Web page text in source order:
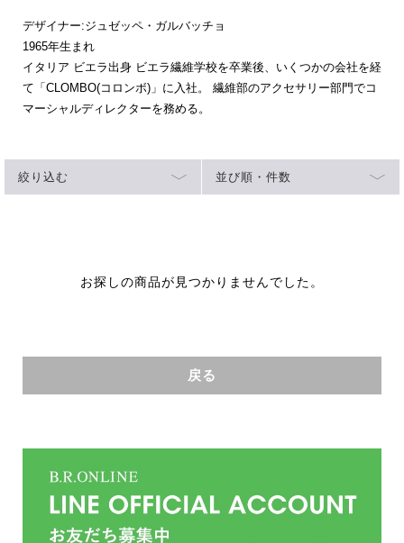
デザイナー:ジュゼッペ・ガルバッチョ
1965年生まれ
イタリア ビエラ出身 ビエラ繊維学校を卒業後、いくつかの会社を経
て「CLOMBO(コロンボ)」に入社。 繊維部のアクセサリー部門でコ
マーシャルディレクターを務める。
絞り込む 並び順・件数
お探しの商品が見つかりませんでした。
戻る